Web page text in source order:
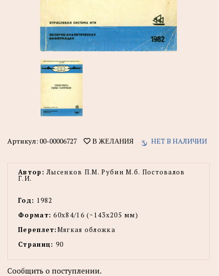
Артикул: 00-00006727 В ЖЕЛАНИЯ НЕТ В НАЛИЧИИ
Автор: Лысенков П.М. Рубин М.б. Постовалов
Г.И.
Год: 1982
Формат: 60x84/16 (~143х205 мм)
Переплет:Мягкая обложка
Страниц: 90
Сообщить о поступлении.